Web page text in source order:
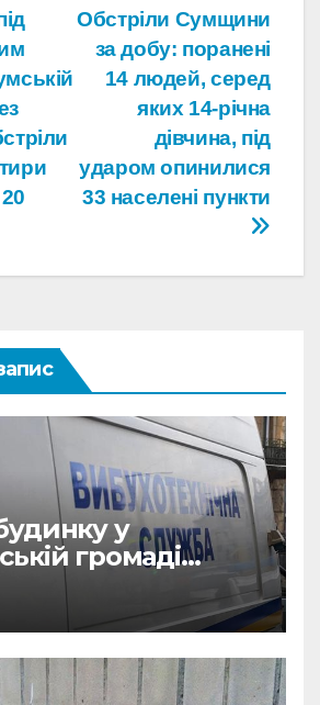
Обстріли Сумщини
за добу: поранені
14 людей, серед
яких 14-річна
дівчина, під
ударом опинилися
33 населені пункти
у
громаді
мм міну